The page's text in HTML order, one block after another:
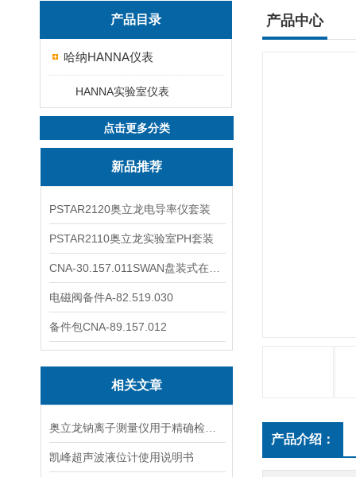
产品目录
哈纳HANNA仪表
HANNA实验室仪表
点击更多分类
新品推荐
PSTAR2120奥立龙电导率仪套装
PSTAR2110奥立龙实验室PH套装
电磁阀备件A-82.519.030
备件包CNA-89.157.012
相关文章
凯峰超声波液位计使用说明书
产品中心
产品介绍：